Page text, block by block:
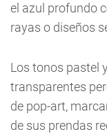
el azul profundo
rayas o diseños
Los tonos pastel
transparentes
de pop-art,
de sus prendas